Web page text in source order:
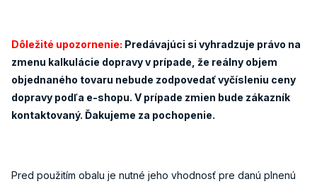
Dôležité upozornenie: Predávajúci si vyhradzuje právo na
zmenu kalkulácie dopravy v prípade, že reálny objem
objednaného tovaru nebude zodpovedať vyčísleniu ceny
dopravy podľa e-shopu. V prípade zmien bude zákazník
kontaktovaný. Ďakujeme za pochopenie.
Pred použitím obalu je nutné jeho vhodnosť pre danú plnenú